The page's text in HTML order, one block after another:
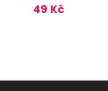
49 Kč